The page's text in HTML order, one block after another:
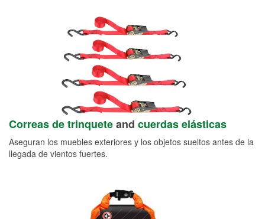
Correas de trinqueteand cuerdas elásticas
Aseguran los muebles exteriores y los objetos sueltos antes de la
llegada de vientos fuertes.